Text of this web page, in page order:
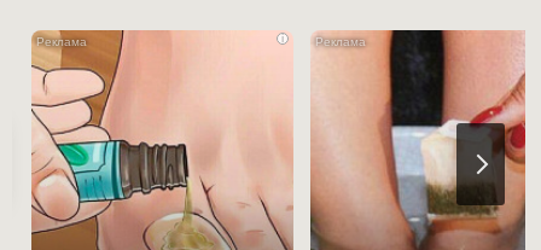
i